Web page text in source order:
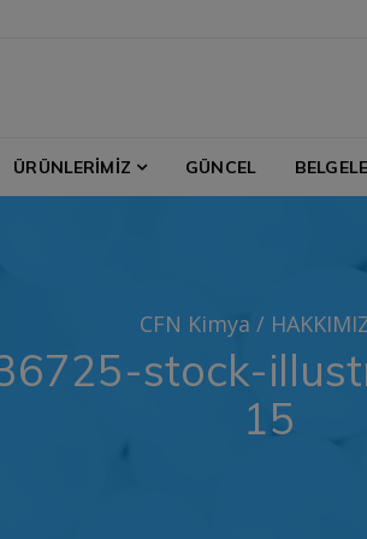
ÜRÜNLERİMİZ GÜNCEL
stock-
15
CFN Kimya /